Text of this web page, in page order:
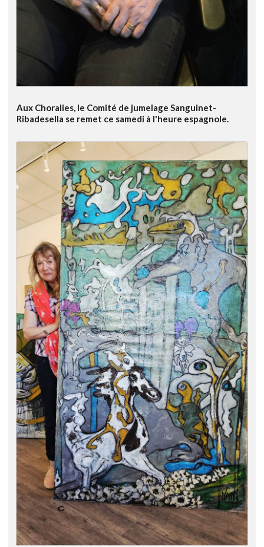
Aux Choralies, le Comité de jumelage Sanguinet-
Ribadesella se remet ce samedi à l'heure espagnole.